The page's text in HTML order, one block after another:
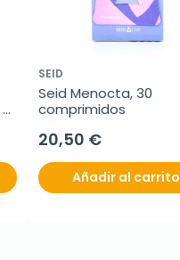
SEID
Seid Menocta, 30
comprimidos
20,50 €
Añadir al carrito